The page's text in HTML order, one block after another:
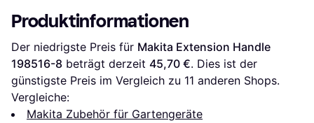
Produktinformationen
Der niedrigste Preis für Makita Extension Handle
198516-8 beträgt derzeit 45,70 €. Dies ist der
günstigste Preis im Vergleich zu 11 anderen Shops.
Vergleiche:
Makita Zubehör für Gartengeräte